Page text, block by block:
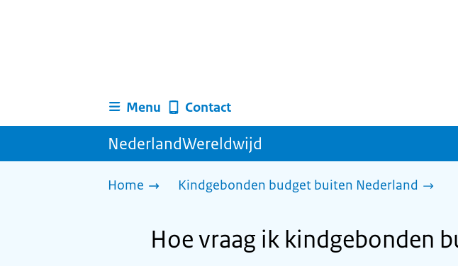
Menu Contact
NederlandWereldwijd
Home Kindgebonden budget buiten Nederland
Hoe vraag ik kindgebonden